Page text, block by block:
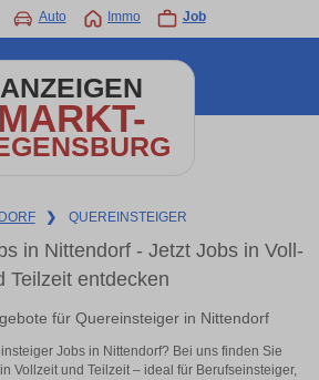
Auto Immo Job
ANZEIGEN
MARKT-
❯ QUEREINSTEIGER
in Nittendorf - Jetzt Jobs in Voll-
Teilzeit entdecken
für Quereinsteiger in Nittendorf
Jobs in Nittendorf? Bei uns finden Sie
Vollzeit und Teilzeit – ideal für Berufseinsteiger,